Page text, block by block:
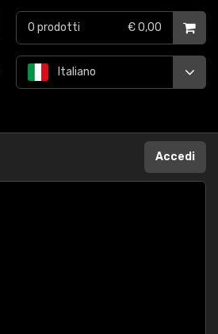
Italiano
0 prodotti € 0,00
Accedi